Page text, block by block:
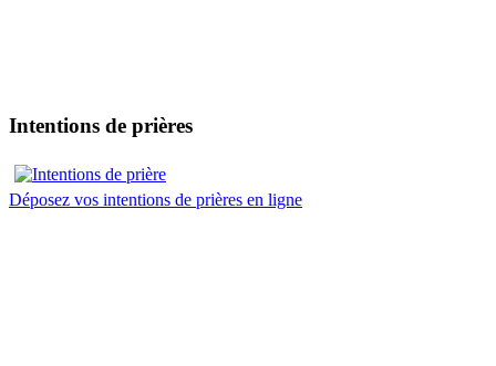
Intentions de prières
Déposez vos intentions de prières en ligne